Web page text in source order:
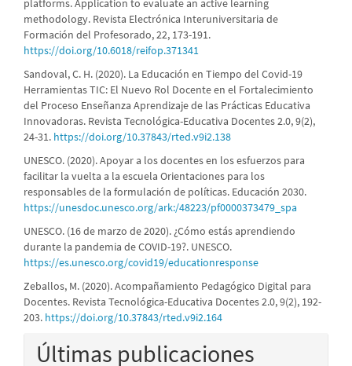
platforms. Application to evaluate an active learning
methodology. Revista Electrónica Interuniversitaria de
Formación del Profesorado, 22, 173-191.
https://doi.org/10.6018/reifop.371341
Sandoval, C. H. (2020). La Educación en Tiempo del Covid-19
Herramientas TIC: El Nuevo Rol Docente en el Fortalecimiento
del Proceso Enseñanza Aprendizaje de las Prácticas Educativa
Innovadoras. Revista Tecnológica-Educativa Docentes 2.0, 9(2),
24-31. https://doi.org/10.37843/rted.v9i2.138
UNESCO. (2020). Apoyar a los docentes en los esfuerzos para
facilitar la vuelta a la escuela Orientaciones para los
responsables de la formulación de políticas. Educación 2030.
https://unesdoc.unesco.org/ark:/48223/pf0000373479_spa
UNESCO. (16 de marzo de 2020). ¿Cómo estás aprendiendo
durante la pandemia de COVID-19?. UNESCO.
https://es.unesco.org/covid19/educationresponse
Zeballos, M. (2020). Acompañamiento Pedagógico Digital para
Docentes. Revista Tecnológica-Educativa Docentes 2.0, 9(2), 192-
203. https://doi.org/10.37843/rted.v9i2.164
Últimas publicaciones